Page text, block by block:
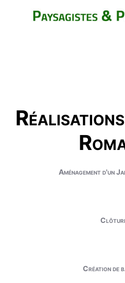
Aménagement d'un
Création de